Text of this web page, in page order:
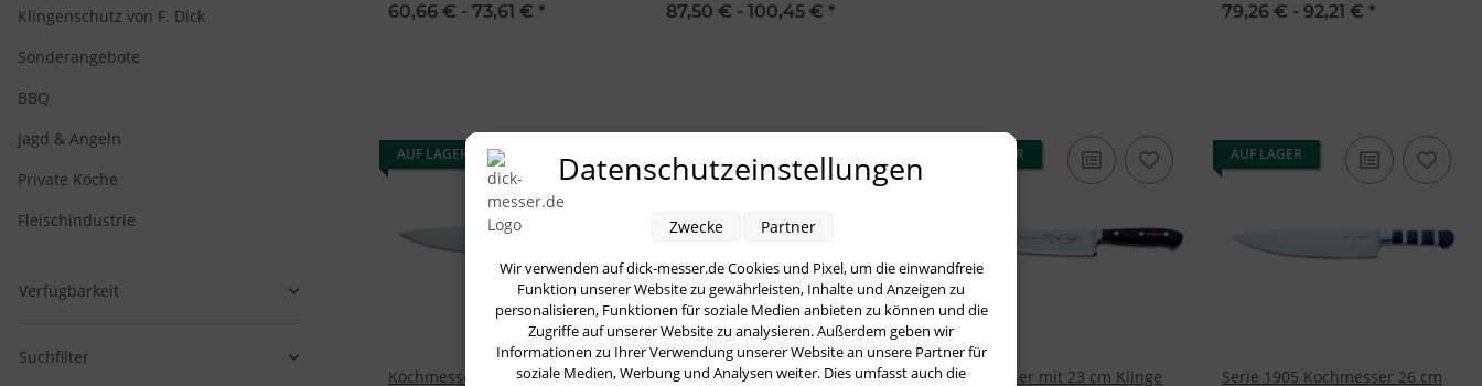
60,66 € - 73,61 € *
87,50 € - 100,45 € *
79,26 € - 92,21 € *
AUF LAGER
Kochmesser, 21 cm Red Spirit F.
AUF LAGER
Serie 1905 Kochmesser 21 cm
AUF LAGER
Kochmesser mit 23 cm Klinge
AUF LAGER
Serie 1905 Kochmesser 26 cm
Klingenschutz von F. Dick
Sonderangebote
BBQ
Jagd & Angeln
Private Köche
Fleischindustrie
Verfügbarkeit
Suchfilter
Datenschutzeinstellungen
Wir verwenden auf dick-messer.de Cookies und Pixel, um die einwandfreie
Funktion unserer Website zu gewährleisten, Inhalte und Anzeigen zu
personalisieren, Funktionen für soziale Medien anbieten zu können und die
Zugriffe auf unserer Website zu analysieren. Außerdem geben wir
Informationen zu Ihrer Verwendung unserer Website an unsere Partner für
soziale Medien, Werbung und Analysen weiter. Dies umfasst auch die
Zwecke Partner